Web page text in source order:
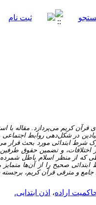
کریم می‌پردازد. مقاله‌ با
در شکل‌دهی روابط
شرط ابتدائی مورد بحث قرار
و تضمین حقوق طرفین
که از منظر اسلام باطل
صحیح را از آن‌ها متمایز
و مترقی قرآن کریم،
اراده، اذن ابتدایی.